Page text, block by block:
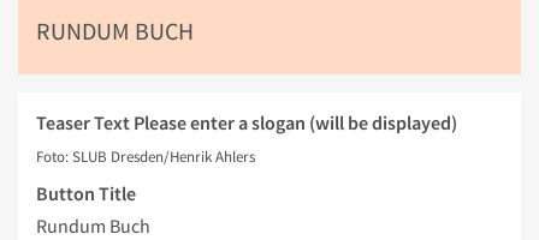
RUNDUM BUCH
Teaser Text Please enter a slogan (will be displayed)
Foto: SLUB Dresden/Henrik Ahlers
Button Title
Rundum Buch